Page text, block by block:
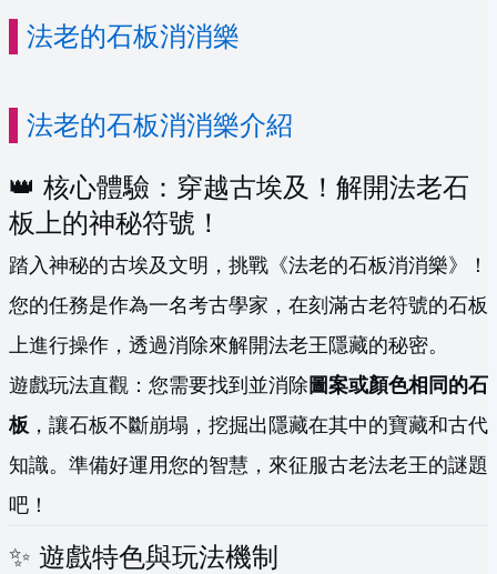
法老的石板消消樂
法老的石板消消樂介紹
👑 核心體驗：穿越古埃及！解開法老石
板上的神秘符號！
踏入神秘的古埃及文明，挑戰《法老的石板消消樂》！
您的任務是作為一名考古學家，在刻滿古老符號的石板
上進行操作，透過消除來解開法老王隱藏的秘密。
遊戲玩法直觀：您需要找到並消除 圖案或顏色相同的石
板 ，讓石板不斷崩塌，挖掘出隱藏在其中的寶藏和古代
知識。準備好運用您的智慧，來征服古老法老王的謎題
吧！
✨ 遊戲特色與玩法機制